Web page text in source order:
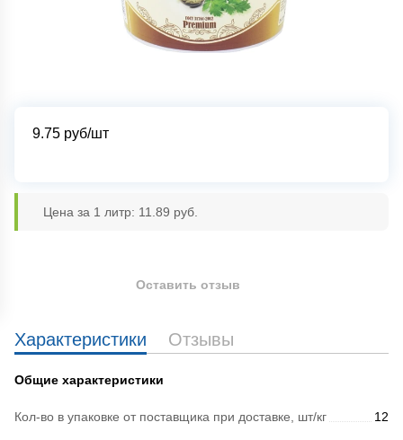
9.75 руб/шт
Цена за 1 литр: 11.89 руб.
Характеристики Отзывы
Общие характеристики
Кол-во в упаковке от поставщика при доставке, шт/кг 12
Оставить отзыв